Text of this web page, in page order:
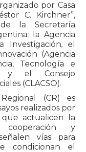
por Casa
C. Kirchner”,
de la Secretaría
la Agencia
Investigación, el
(Agencia
Tecnología e
y el Consejo
(CLACSO).
(CR) es
realizados por
actualicen la
y
vías para
condicionan el